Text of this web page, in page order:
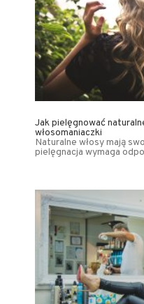
Jak pielęgnować
włosomaniaczki
Naturalne włosy mają
pielęgnacja wymaga